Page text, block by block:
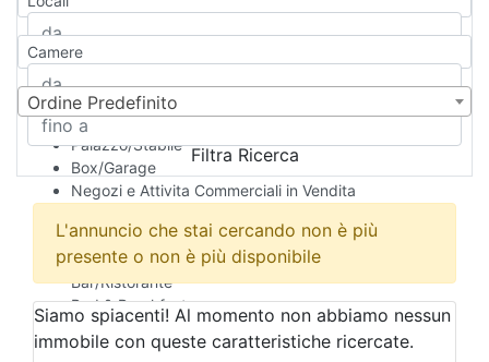
Rustico/Casale
Camera d'Albergo
Multiproprietà
Palazzo/Stabile
Box/Garage
Negozi e Attivita Commerciali in Vendita
Attività/Licenza Commerciale
Azienda Agricola
Bar/Ristorante
Bed & Breakfast
Albergo
Laboratorio Artigianale
Camere
Ordine Predefinito
Filtra Ricerca
L'annuncio che stai cercando non è più
presente o non è più disponibile
Siamo spiacenti! Al momento non abbiamo nessun
immobile con queste caratteristiche ricercate.